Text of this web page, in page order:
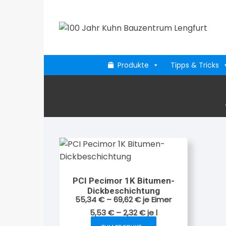
springen
Produkte Tipps & Tricks
PCI Pecimor 1K Bitumen-
Dickbeschichtung
55,34€–69,62€je Eimer
5,53€–2,32€jel